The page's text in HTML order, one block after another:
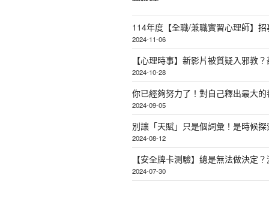
114年度【全職/兼職實習心理師】
2024-11-06
【心理時事】新影片被質疑入邪教
2024-10-28
你已經夠努力了！對自己釋出最大
2024-09-05
別讓「天賦」只是個詞彙！是時候
2024-08-12
【安全牌卡測驗】總是無法做決定
2024-07-30